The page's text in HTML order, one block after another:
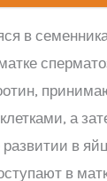
в
а
в
в